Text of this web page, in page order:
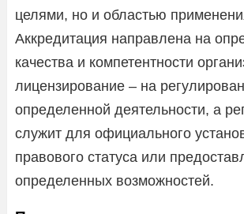
целями, но и областью
Аккредитация направлена на
качества и компетентности
лицензирование – на
определенной деятельности, а
служит для официального
правового статуса или
определенных возможностей.